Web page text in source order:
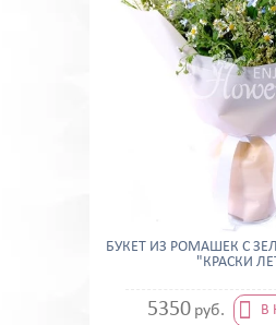
БУКЕТ ИЗ РОМАШЕК С
"КРАСКИ
5350 руб.  В